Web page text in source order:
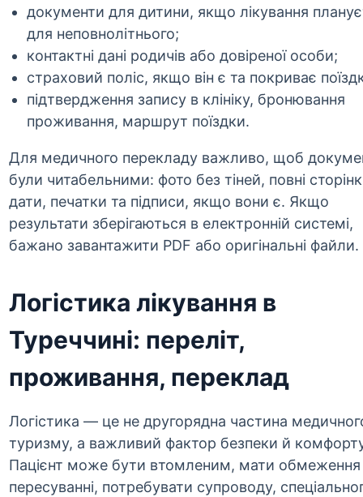
документи для дитини, якщо лікування
для неповнолітнього;
контактні дані родичів або довіреної особи;
страховий поліс, якщо він є та покриває
підтвердження запису в клініку, бронювання
проживання, маршрут поїздки.
Для медичного перекладу важливо, щоб
були читабельними: фото без тіней, повні
дати, печатки та підписи, якщо вони є. Якщо
результати зберігаються в електронній системі,
бажано завантажити PDF або оригінальні файли.
Логістика лікування в
Туреччині: переліт,
проживання, переклад
Логістика — це не другорядна частина
туризму, а важливий фактор безпеки й
Пацієнт може бути втомленим, мати обмеження
пересуванні, потребувати супроводу,